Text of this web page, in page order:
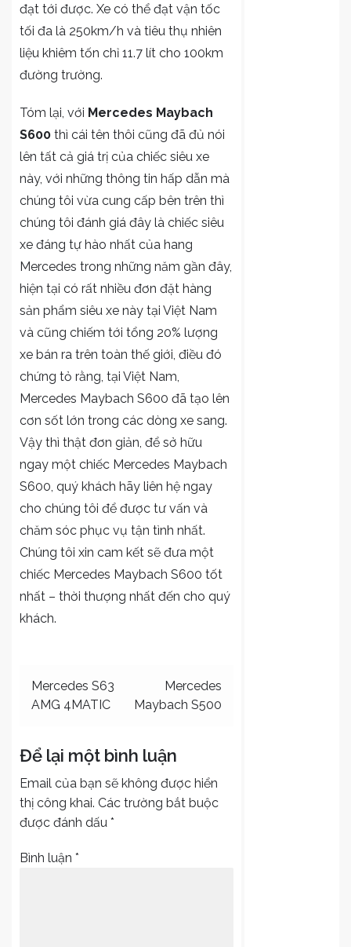
đạt tới được. Xe có thể đạt vận tốc
tối đa là 250km/h và tiêu thụ nhiên
liệu khiêm tốn chỉ 11.7 lít cho 100km
đường trường.
Tóm lại, với Mercedes Maybach
S600 thì cái tên thôi cũng đã đủ nói
lên tất cả giá trị của chiếc siêu xe
này, với những thông tin hấp dẫn mà
chúng tôi vừa cung cấp bên trên thì
chúng tôi đánh giá đây là chiếc siêu
xe đáng tự hào nhất của hang
Mercedes trong những năm gần đây,
hiện tại có rất nhiều đơn đặt hàng
sản phẩm siêu xe này tại Việt Nam
và cũng chiếm tới tổng 20% lượng
xe bán ra trên toàn thế giới, điều đó
chứng tỏ rằng, tại Việt Nam,
Mercedes Maybach S600 đã tạo lên
cơn sốt lớn trong các dòng xe sang.
Vậy thì thật đơn giản, để sở hữu
ngay một chiếc Mercedes Maybach
S600, quý khách hãy liên hệ ngay
cho chúng tôi để được tư vấn và
chăm sóc phục vụ tận tình nhất.
Chúng tôi xin cam kết sẽ đưa một
chiếc Mercedes Maybach S600 tốt
nhất – thời thượng nhất đến cho quý
khách.
Điều
hướng
viết
Mercedes S63
AMG 4MATIC
Mercedes
Maybach S500
Để lại một bình luận
Email của bạn sẽ không được hiển
thị công khai. Các trường bắt buộc
được đánh dấu *
Bình luận *